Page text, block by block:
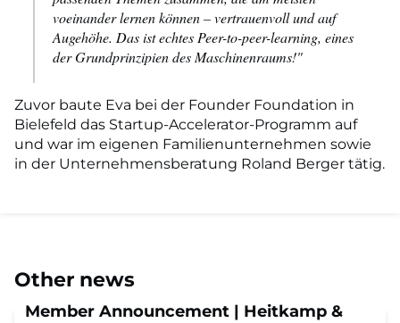
voeinander lernen können – vertrauenvoll und auf
Augehöhe. Das ist echtes Peer-to-peer-learning, eines
der Grundprinzipien des Maschinenraums!"
Zuvor baute Eva bei der Founder Foundation in
Bielefeld das Startup-Accelerator-Programm auf
und war im eigenen Familienunternehmen sowie
in der Unternehmensberatung Roland Berger tätig.
Other news
Member Announcement | Heitkamp &